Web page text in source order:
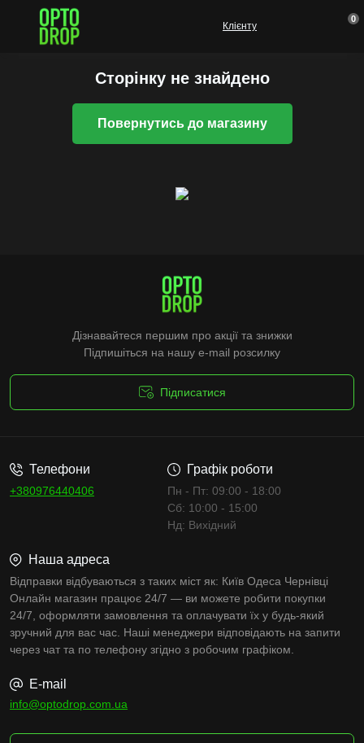
Клієнту
0
Сторінку не знайдено
Повернутись до магазину
Дізнавайтеся першим про акції та знижки
Підпишіться на нашу e-mail розсилку
Підписатися
Телефони
+380976440406
Графік роботи
Пн - Пт: 09:00 - 18:00
Сб: 10:00 - 15:00
Нд: Вихідний
Наша адреса
Відправки відбуваються з таких міст як: Київ Одеса Чернівці
Онлайн магазин працює 24/7 — ви можете робити покупки
24/7, оформляти замовлення та оплачувати їх у будь-який
зручний для вас час. Наші менеджери відповідають на запити
через чат та по телефону згідно з робочим графіком.
E-mail
info@optodrop.com.ua